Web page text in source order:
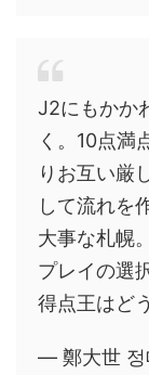
J2にもかか
く。10点満
りお互い厳
して流れを
大事な札幌
プレイの選
得点王はど
— 鄭大世 정